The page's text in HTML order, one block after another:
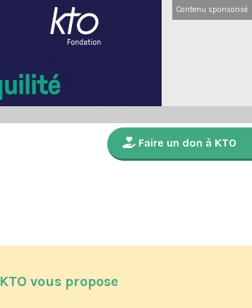
Contenu sponsorisé
Faire un don à KTO
KTO vous propose